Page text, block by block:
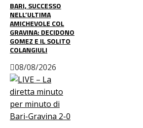
BARI, SUCCESSO
NELL’ULTIMA
AMICHEVOLE COL
GRAVINA: DECIDONO
GOMEZ E IL SOLITO
COLANGIULI
08/08/2026